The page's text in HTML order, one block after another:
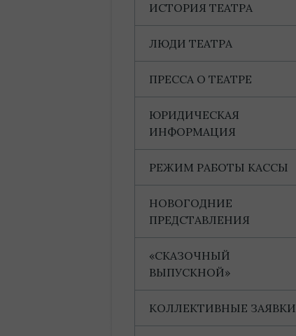
ИСТОРИЯ ТЕАТРА
ЛЮДИ ТЕАТРА
ПРЕССА О ТЕАТРЕ
ЮРИДИЧЕСКАЯ
ИНФОРМАЦИЯ
РЕЖИМ РАБОТЫ КАССЫ
НОВОГОДНИЕ
ПРЕДСТАВЛЕНИЯ
«СКАЗОЧНЫЙ
ВЫПУСКНОЙ»
КОЛЛЕКТИВНЫЕ ЗАЯВКИ